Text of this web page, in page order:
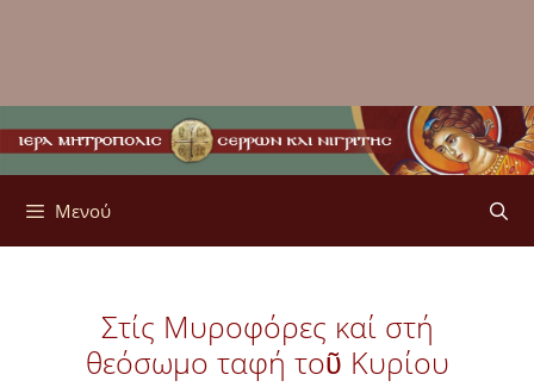
Μενού
Στίς Μυροφόρες καί στή
θεόσωμο ταφή τοῦ Κυρίου